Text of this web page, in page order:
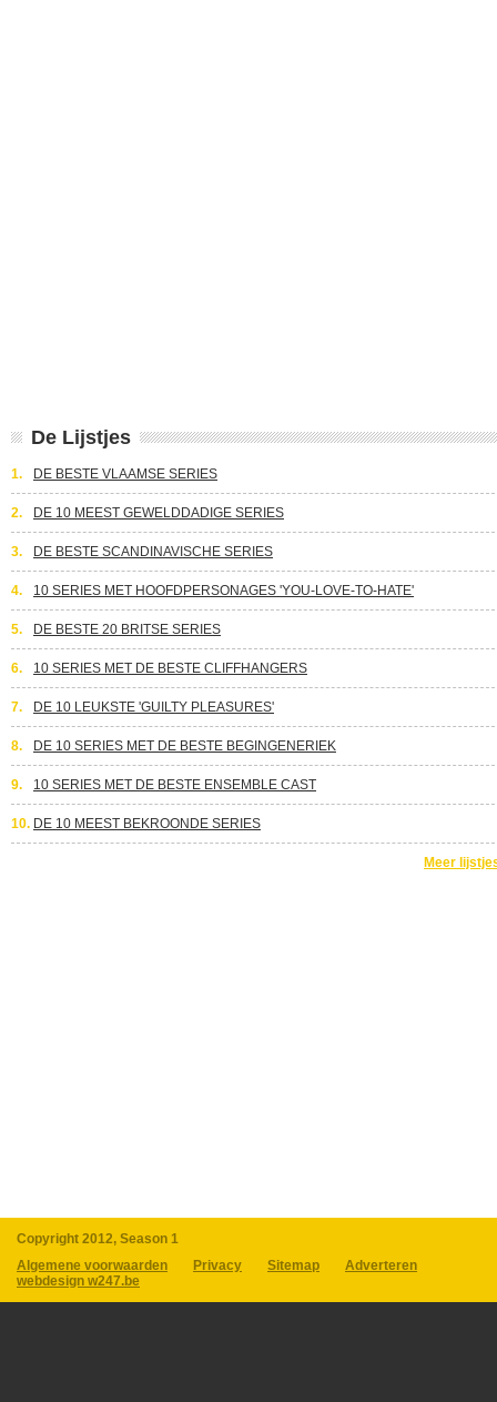
De Lijstjes
1. DE BESTE VLAAMSE SERIES
2. DE 10 MEEST GEWELDDADIGE SERIES
3. DE BESTE SCANDINAVISCHE SERIES
4. 10 SERIES MET HOOFDPERSONAGES 'YOU-LOVE-TO-HATE'
5. DE BESTE 20 BRITSE SERIES
6. 10 SERIES MET DE BESTE CLIFFHANGERS
7. DE 10 LEUKSTE 'GUILTY PLEASURES'
8. DE 10 SERIES MET DE BESTE BEGINGENERIEK
9. 10 SERIES MET DE BESTE ENSEMBLE CAST
10. DE 10 MEEST BEKROONDE SERIES
Meer
Copyright 2012, Season 1
Algemene voorwaarden
Privacy Sitemap
Adverteren
webdesign w247.be